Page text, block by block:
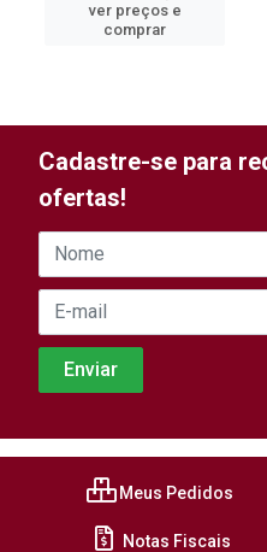
ver preços e
comprar
Cadastre-se para
ofertas!
Meus Pedidos
Notas Fiscais